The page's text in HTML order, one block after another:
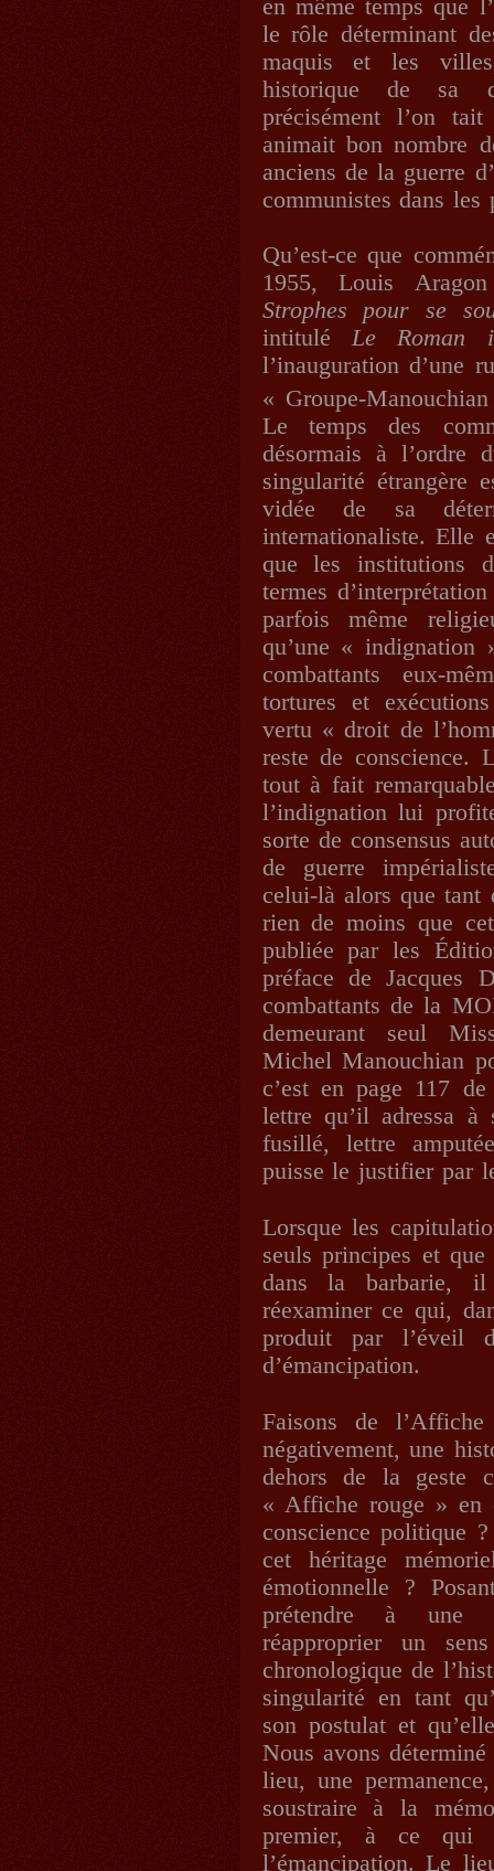
en même temps que
le rôle déterminant
maquis et les
historique de sa
précisément l’on
animait bon nombre
anciens de la guerre
communistes dans les
Qu’est-ce que
1955, Louis
Strophes pour se
intitulé Le Roman
l’inauguration d’une
« Groupe-
Le temps des
désormais à l’ordre
singularité étrangère
vidée de sa
internationaliste. Elle
que les institutions
termes
parfois même
qu’une « indignation
combattants eux-
tortures et
vertu « droit de
reste de conscience.
tout à fait
l’indignation lui
sorte de consensus
de guerre
celui-là alors que tant
rien de moins que
publiée par les
préface de Jacques
combattants de la
demeurant seul
Michel Manouchian
c’est en page 117
lettre qu’il adressa à
fusillé, lettre
puisse le justifier par
Lorsque les
seuls principes et
dans la barbarie,
réexaminer ce qui,
produit par l’éveil
d’émancipation.
Faisons de
négativement, une
dehors de la geste
« Affiche rouge » en
conscience politique
cet héritage
émotionnelle ?
prétendre à une
réapproprier un
chronologique de
singularité en tant
son postulat et
Nous avons
lieu, une
soustraire à la
premier, à ce qui
l’émancipation. Le